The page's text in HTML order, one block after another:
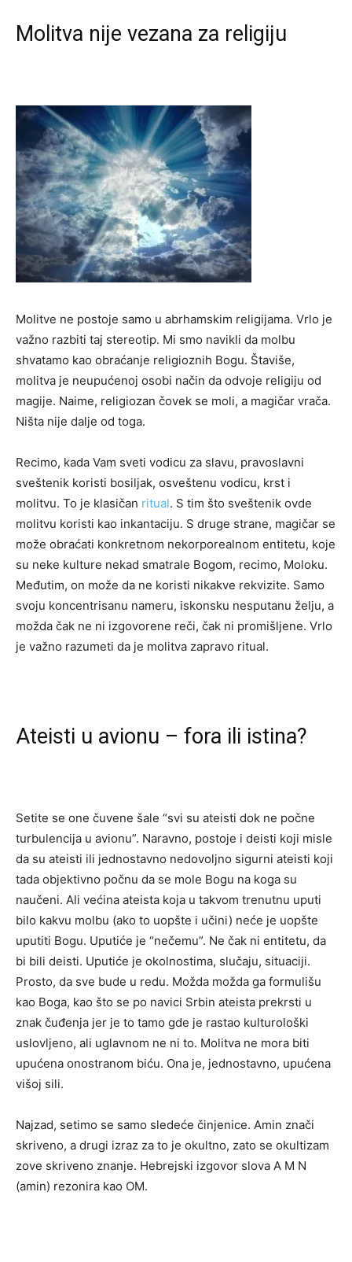
Molitva nije vezana za religiju
Molitve ne postoje samo u abrhamskim religijama. Vrlo je
važno razbiti taj stereotip. Mi smo navikli da molbu
shvatamo kao obraćanje religioznih Bogu. Štaviše,
molitva je neupućenoj osobi način da odvoje religiju od
magije. Naime, religiozan čovek se moli, a magičar vrača.
Ništa nije dalje od toga.
Recimo, kada Vam sveti vodicu za slavu, pravoslavni
sveštenik koristi bosiljak, osveštenu vodicu, krst i
molitvu. To je klasičan ritual. S tim što sveštenik ovde
molitvu koristi kao inkantaciju. S druge strane, magičar se
može obraćati konkretnom nekorporealnom entitetu, koje
su neke kulture nekad smatrale Bogom, recimo, Moloku.
Međutim, on može da ne koristi nikakve rekvizite. Samo
svoju koncentrisanu nameru, iskonsku nesputanu želju, a
možda čak ne ni izgovorene reči, čak ni promišljene. Vrlo
je važno razumeti da je molitva zapravo ritual.
Ateisti u avionu – fora ili istina?
Setite se one čuvene šale “svi su ateisti dok ne počne
turbulencija u avionu”. Naravno, postoje i deisti koji misle
da su ateisti ili jednostavno nedovoljno sigurni ateisti koji
tada objektivno počnu da se mole Bogu na koga su
naučeni. Ali većina ateista koja u takvom trenutnu uputi
bilo kakvu molbu (ako to uopšte i učini) neće je uopšte
uputiti Bogu. Uputiće je “nečemu”. Ne čak ni entitetu, da
bi bili deisti. Uputiće je okolnostima, slučaju, situaciji.
Prosto, da sve bude u redu. Možda možda ga formulišu
kao Boga, kao što se po navici Srbin ateista prekrsti u
znak čuđenja jer je to tamo gde je rastao kulturološki
uslovljeno, ali uglavnom ne ni to. Molitva ne mora biti
upućena onostranom biću. Ona je, jednostavno, upućena
višoj sili.
Najzad, setimo se samo sledeće činjenice. Amin znači
skriveno, a drugi izraz za to je okultno, zato se okultizam
zove skriveno znanje. Hebrejski izgovor slova A M N
(amin) rezonira kao OM.